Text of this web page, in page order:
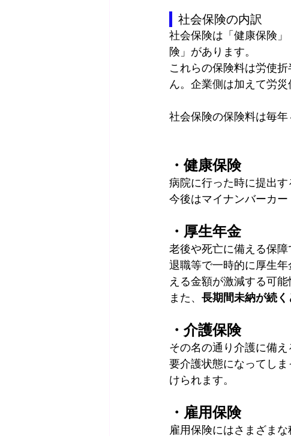
社会保険の内訳
社会保険は「健康保険
険」があります。
これらの保険料は労使
ん。企業側は加えて労災
社会保険の保険料は毎
・健康保険
病院に行った時に提出す
今後はマイナンバーカー
・厚生年金
老後や死亡に備える保障
退職等で一時的に厚生
える金額が激減する可能
また、 長期間未納が続
・介護保険
その名の通り介護に備え
要介護状態になってし
けられます。
・雇用保険
雇用保険にはさまざま